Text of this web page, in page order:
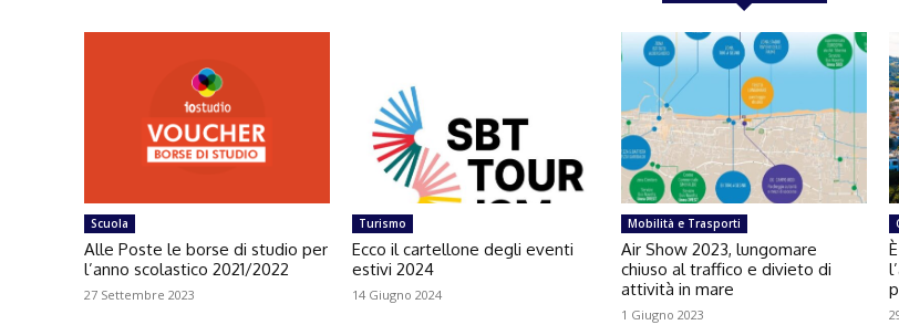
Scuola
Alle Poste le borse di studio per
l’anno scolastico 2021/2022
27 Settembre 2023
Turismo
Ecco il cartellone degli eventi
estivi 2024
14 Giugno 2024
Mobilità e Trasporti
Air Show 2023, lungomare
chiuso al traffico e divieto di
attività in mare
1 Giugno 2023